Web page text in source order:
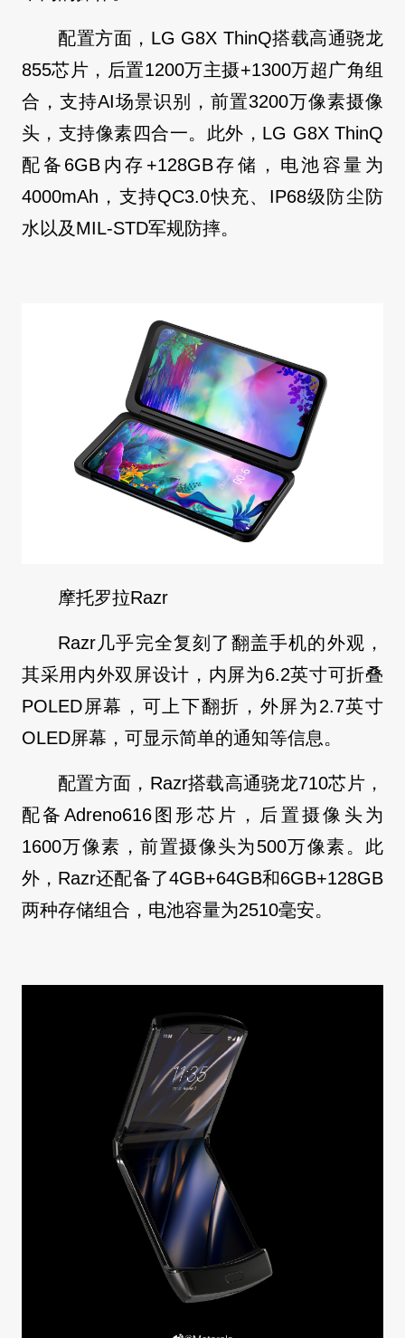
配置方面，LG G8X ThinQ搭载高通骁龙
855芯片，后置1200万主摄+1300万超广角组
合，支持AI场景识别，前置3200万像素摄像
头，支持像素四合一。此外，LG G8X ThinQ
配备6GB内存+128GB存储，电池容量为
4000mAh，支持QC3.0快充、IP68级防尘防
水以及MIL-STD军规防摔。
摩托罗拉Razr
Razr几乎完全复刻了翻盖手机的外观，
其采用内外双屏设计，内屏为6.2英寸可折叠
POLED屏幕，可上下翻折，外屏为2.7英寸
OLED屏幕，可显示简单的通知等信息。
配置方面，Razr搭载高通骁龙710芯片，
配备Adreno616图形芯片，后置摄像头为
1600万像素，前置摄像头为500万像素。此
外，Razr还配备了4GB+64GB和6GB+128GB
两种存储组合，电池容量为2510毫安。